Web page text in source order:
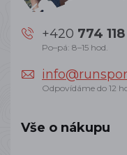
+420 774
Po–pá: 8–15 hod.
Odpovídáme do 12
Vše o nákupu